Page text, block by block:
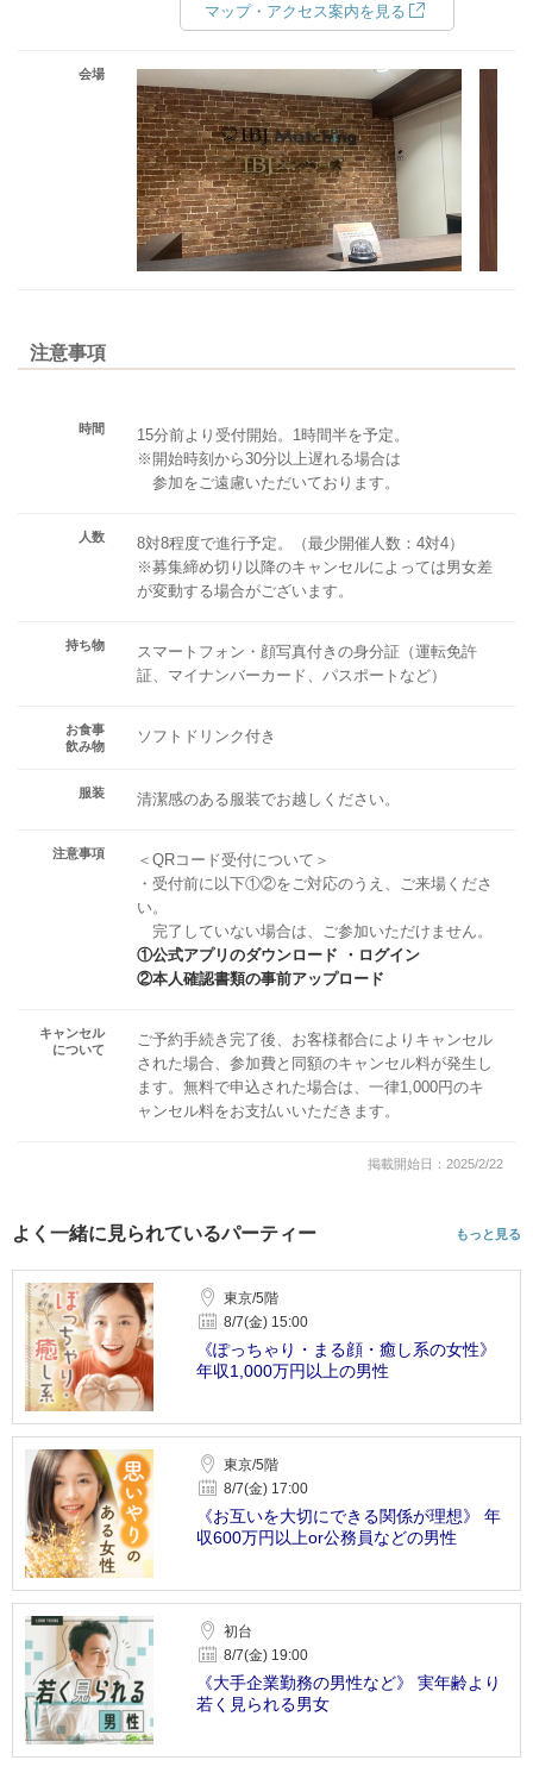
マップ・アクセス案内を見る
会場
注意事項
時間
15分前より受付開始。1時間半を予定。
※開始時刻から30分以上遅れる場合は
参加をご遠慮いただいております。
人数
8対8程度で進行予定。（最少開催人数：4対4）
※募集締め切り以降のキャンセルによっては男女差
が変動する場合がございます。
持ち物
スマートフォン・顔写真付きの身分証（運転免許
証、マイナンバーカード、パスポートなど）
お食事
飲み物
ソフトドリンク付き
服装 清潔感のある服装でお越しください。
注意事項
＜QRコード受付について＞
・受付前に以下①②をご対応のうえ、ご来場くださ
い。
完了していない場合は、ご参加いただけません。
①公式アプリのダウンロード ・ログイン
②本人確認書類の事前アップロード
キャンセル
について
ご予約手続き完了後、お客様都合によりキャンセル
された場合、参加費と同額のキャンセル料が発生し
ます。無料で申込された場合は、一律1,000円のキ
ャンセル料をお支払いいただきます。
掲載開始日：2025/2/22
よく一緒に見られているパーティー もっと見る
東京/5階
8/7(金) 15:00
《ぽっちゃり・まる顔・癒し系の女性》
年収1,000万円以上の男性
東京/5階
8/7(金) 17:00
《お互いを大切にできる関係が理想》 年
収600万円以上or公務員などの男性
初台
8/7(金) 19:00
《大手企業勤務の男性など》 実年齢より
若く見られる男女